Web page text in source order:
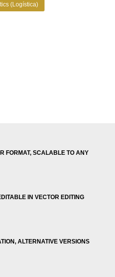
(Logística)
FORMAT, SCALABLE TO ANY
IN VECTOR EDITING
ALTERNATIVE VERSIONS